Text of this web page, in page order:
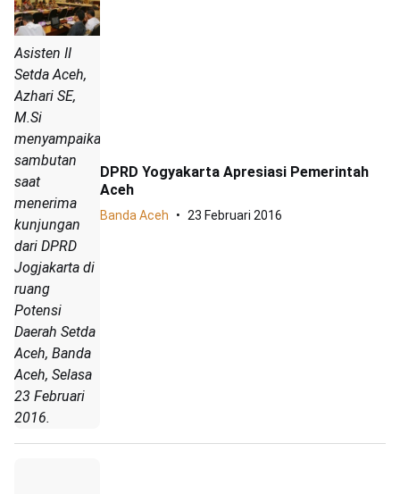
Asisten II
Setda Aceh,
Azhari SE,
M.Si
menyampaikan
sambutan
saat
menerima
kunjungan
dari DPRD
Jogjakarta di
ruang
Potensi
Daerah Setda
Aceh, Banda
Aceh, Selasa
23 Februari
2016.
DPRD Yogyakarta Apresiasi Pemerintah
Aceh
Banda Aceh 23 Februari 2016